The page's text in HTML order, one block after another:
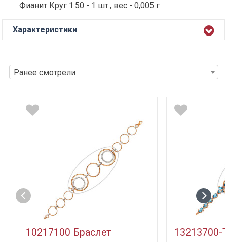
Фианит Круг 1.50 - 1 шт., вес - 0,005 г
Характеристики
Ранее смотрели
10217100 Браслет 13213700-